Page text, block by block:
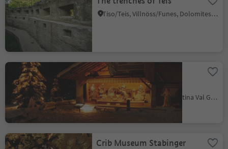
Tiso/Teis, Villnöss/Funes, Dolomites Region Lüsen Villnöss
The world's largest
nativity scene
S.Cristina Gherdëina/S.Cristina Val Gardena/S.Cristina Gherdëina/St.Christina in Gröden, S.Crestina Gherdëina/Santa Cristina Val Gardana, Dolomites Region Val Gardena
Crib Museum Stabinger